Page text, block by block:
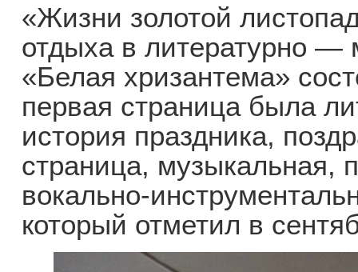
«Жизни золотой
отдыха в литературно —
«Белая хризантема»
первая страница была
история праздника,
страница, музыкальная,
вокально-
который отметил в